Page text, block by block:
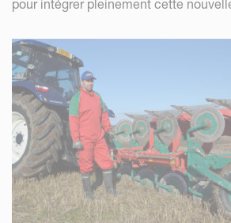
pour intégrer pleinement cette